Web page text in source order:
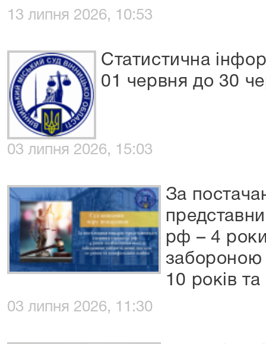
13 липня 2026, 10:53
Статистична
01 червня до 30
03 липня 2026, 15:03
За
рф – 4 роки
забороною
10 років
03 липня 2026, 11:30